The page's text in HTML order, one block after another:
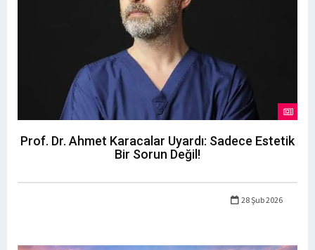
Prof. Dr. Ahmet Karacalar Uyardı: Sadece Estetik
Bir Sorun Değil!
28 Şub 2026